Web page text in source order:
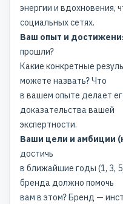
энергии и вдохновения,
социальных сетях.
Ваш опыт и
прошли?
Какие конкретные
можете назвать? Что
в вашем опыте делает
доказательства вашей
экспертности.
Ваши цели и амбиции
достичь
в ближайшие годы (1, 3,
бренда должно помочь
вам в этом? Бренд —